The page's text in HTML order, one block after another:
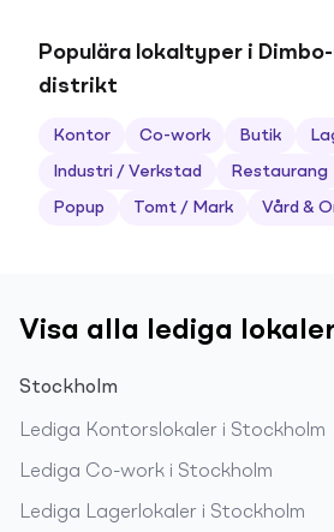
Populära lokaltyper i
distrikt
Kontor Co-work Butik
Industri / Verkstad Restaurang
Popup Tomt / Mark Vård &
Visa alla lediga
Stockholm
Lediga Kontorslokaler i Stockholm
Lediga Co-work i Stockholm
Lediga Lagerlokaler i Stockholm